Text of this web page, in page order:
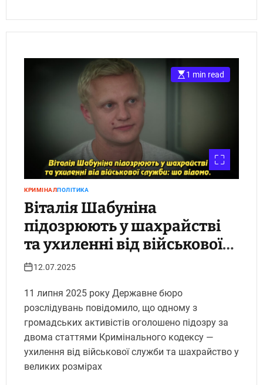
1 min read
КРИМІНАЛПОЛІТИКА
Віталія Шабуніна
підозрюють у шахрайстві
та ухиленні від військової
служби: що відомо.
12.07.2025
11 липня 2025 року Державне бюро
розслідувань повідомило, що одному з
громадських активістів оголошено підозру за
двома статтями Кримінального кодексу —
ухилення від військової служби та шахрайство у
великих розмірах